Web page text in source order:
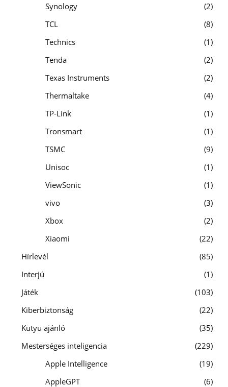
Synology
2
TCL
8
Technics
1
Tenda
2
Texas Instruments
2
Thermaltake
4
TP-Link
1
Tronsmart
1
TSMC
9
Unisoc
1
ViewSonic
1
vivo
3
Xbox
2
Xiaomi
22
Hírlevél
85
Interjú
1
Játék
103
Kiberbiztonság
22
Kütyü ajánló
35
Mesterséges inteligencia
229
Apple Intelligence
19
AppleGPT
6